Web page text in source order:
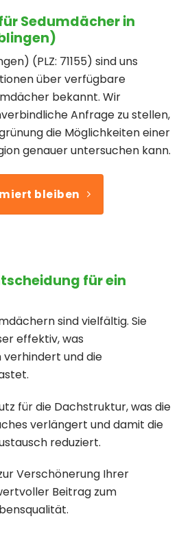
Sedumdächer in
(PLZ: 71155) sind uns
über verfügbare
bekannt. Wir
Anfrage zu stellen,
die Möglichkeiten einer
genauer untersuchen kann.
bleiben
für ein
sind vielfältig. Sie
effektiv, was
und die
für die Dachstruktur, was die
verlängert und damit die
reduziert.
Verschönerung Ihrer
Beitrag zum